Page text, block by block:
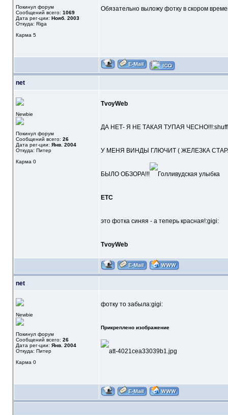
Покинул форум
Сообщений всего: 1069
Дата рег-ции: Нояб. 2003
Откуда: Riga
Карма 5
Обязательно выложу фотку в скором
net
Newbie
Покинул форум
Сообщений всего: 26
Дата рег-ции: Янв. 2004
Откуда: Питер
Карма 0
TvoyWeb
ДА НЕТ- Я НЕ ТАКАЯ ТУПАЯ
У МЕНЯ ВИНДЫ ГЛЮЧИТ ( ЖЕЛЕЗКА
БЫЛО ОБЗОРА!!!
ETC
это фотка синяя - а теперь красная!:gigi:
TvoyWeb
net
Newbie
Покинул форум
Сообщений всего: 26
Дата рег-ции: Янв. 2004
Откуда: Питер
Карма 0
фотку то забыла:gigi:
Прикреплено изображение